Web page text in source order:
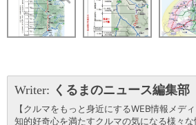
Writer: くるまのニュース編集部
【クルマをもっと身近にするWEB情報メディ
知的好奇心を満たすクルマの気になる様々な